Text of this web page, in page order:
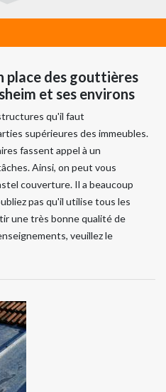
place des gouttières
et ses environs
qu'il faut
supérieures des immeubles.
fassent appel à un
Ainsi, on peut vous
couverture. Il a beaucoup
pas qu'il utilise tous les
une très bonne qualité de
veuillez le